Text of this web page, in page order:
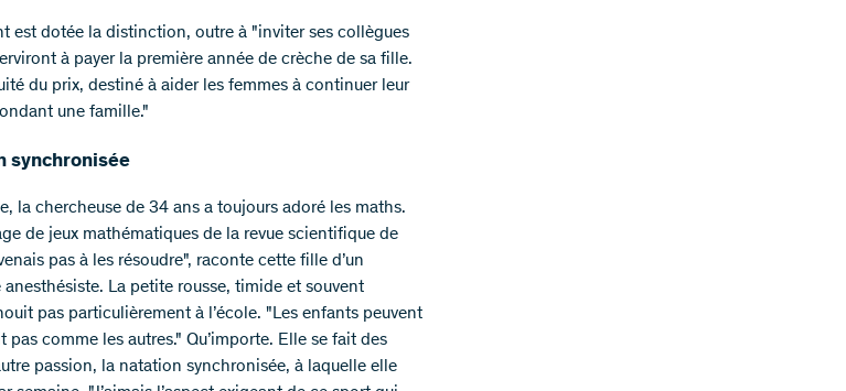
est dotée la distinction, outre à "inviter ses collègues
à payer la première année de crèche de sa fille.
du prix, destiné à aider les femmes à continuer leur
une famille."
synchronisée
la chercheuse de 34 ans a toujours adoré les maths.
de jeux mathématiques de la revue scientifique de
pas à les résoudre", raconte cette fille d’un
La petite rousse, timide et souvent
pas particulièrement à l’école. "Les enfants peuvent
pas comme les autres." Qu’importe. Elle se fait des
passion, la natation synchronisée, à laquelle elle